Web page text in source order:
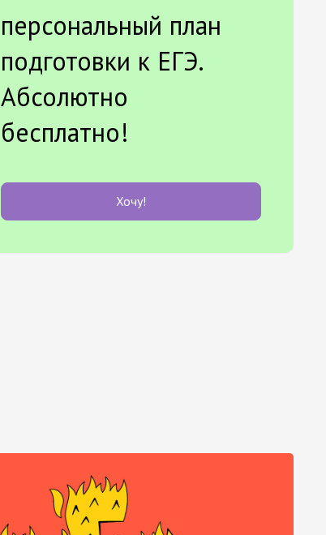
персональный план
подготовки к ЕГЭ.
Абсолютно
бесплатно!
Хочу!